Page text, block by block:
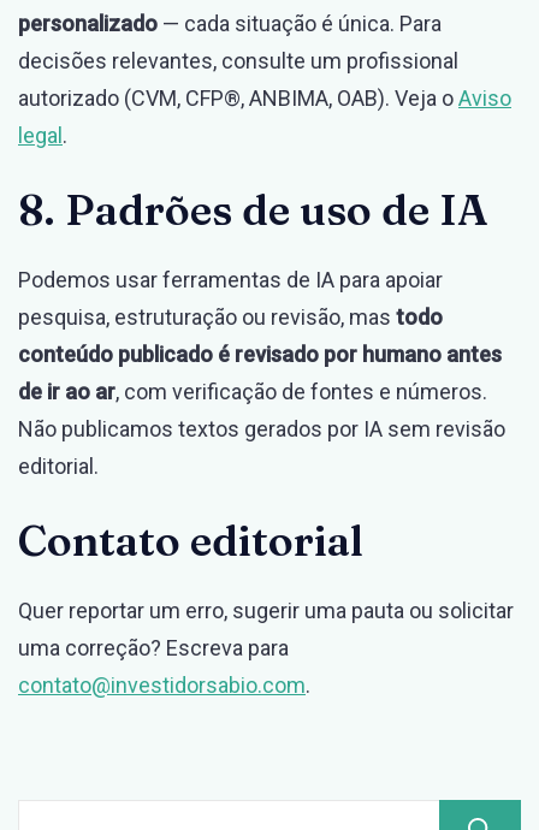
personalizado — cada situação é única. Para
decisões relevantes, consulte um profissional
autorizado (CVM, CFP®, ANBIMA, OAB). Veja oAviso
legal.
8. Padrões de uso de IA
Podemos usar ferramentas de IA para apoiar
pesquisa, estruturação ou revisão, mas todo
conteúdo publicado é revisado por humano antes
de ir ao ar, com verificação de fontes e números.
Não publicamos textos gerados por IA sem revisão
editorial.
Contato editorial
Quer reportar um erro, sugerir uma pauta ou solicitar
uma correção? Escreva para
contato@investidorsabio.com.